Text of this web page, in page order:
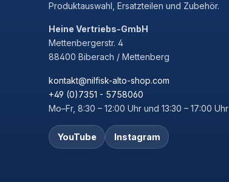
Produktauswahl, Ersatzteilen und Zubehör.
Heine Vertriebs-GmbH
Mettenbergerstr. 4
88400 Biberach / Mettenberg
kontakt@nilfisk-alto-shop.com
+49 (0)7351 - 5758060
Mo–Fr, 8:30 – 12:00 Uhr und 13:30 – 17:00 Uhr
YouTube Instagram